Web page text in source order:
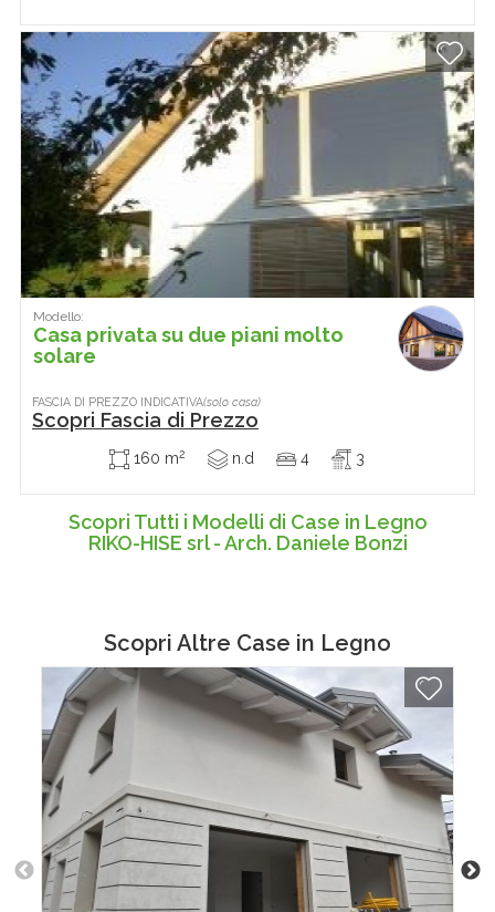
Modello:
Casa privata su due piani molto
solare
FASCIA DI PREZZO INDICATIVA(solo casa)
Scopri Fascia di Prezzo
160 m2 n.d 4 3
Scopri Tutti i Modelli di Case in Legno
RIKO-HISE srl - Arch. Daniele Bonzi
Scopri Altre Case in Legno